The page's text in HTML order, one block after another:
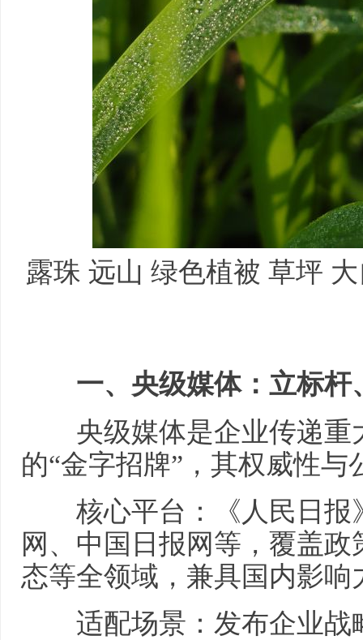
露珠 远山 绿色植被 草坪
一、央级媒体：立标杆
央级媒体是企业传递重
的“金字招牌”，其权威性与
核心平台：《人民日报
网、中国日报网等，覆盖
态等全领域，兼具国内影响
适配场景：发布企业战